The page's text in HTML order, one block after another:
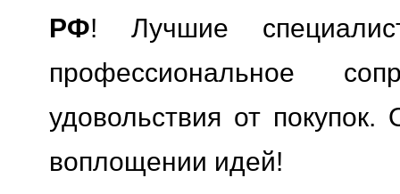
РФ! Лучшие
профессиональное
удовольствия от
воплощении идей!